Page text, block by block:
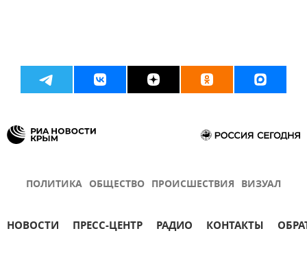
ПОЛИТИКА ОБЩЕСТВО ПРОИСШЕСТВИЯ ВИЗУАЛ
НОВОСТИ ПРЕСС-ЦЕНТР РАДИО КОНТАКТЫ